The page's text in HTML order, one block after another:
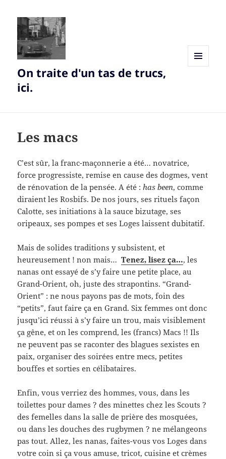
On traite d'un tas de trucs,
ici.
Les macs
C’est sûr, la franc-maçonnerie a été… novatrice,
force progressiste, remise en cause des dogmes, vent
de rénovation de la pensée. A été :has been, comme
diraient les Rosbifs. De nos jours, ses rituels façon
Calotte, ses initiations à la sauce bizutage, ses
oripeaux, ses pompes et ses Loges laissent dubitatif.
Mais de solides traditions y subsistent, et
heureusement ! non mais…Tenez, lisez ça…, les
nanas ont essayé de s’y faire une petite place, au
Grand-Orient, oh, juste des strapontins. “Grand-
Orient” : ne nous payons pas de mots, foin des
“petits”, faut faire ça en Grand. Six femmes ont donc
jusqu’ici réussi à s’y faire un trou, mais visiblement
ça gêne, et on les comprend, les (francs) Macs !! Ils
ne peuvent pas se raconter des blagues sexistes en
paix, organiser des soirées entre mecs, petites
bouffes et sorties en célibataires.
Enfin, vous verriez des hommes, vous, dans les
toilettes pour dames ? des minettes chez les Scouts ?
des femelles dans la salle de prière des mosquées,
ou dans les douches des rugbymen ? ne mélangeons
pas tout. Allez, les nanas, faites-vous vos Loges dans
votre coin si ça vous amuse, tricot, cuisine et crèmes